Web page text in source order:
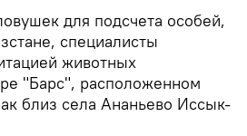
для подсчета особей,
специалисты
животных
"Барс", расположенном
близ села Ананьево Иссык-